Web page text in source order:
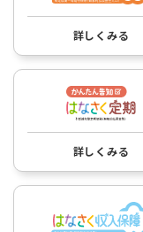
詳しくみる
詳しくみる